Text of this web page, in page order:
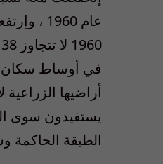
في أوساط سكان
أراضيها
يستفيدون سوى
الطبقة الحاكمة